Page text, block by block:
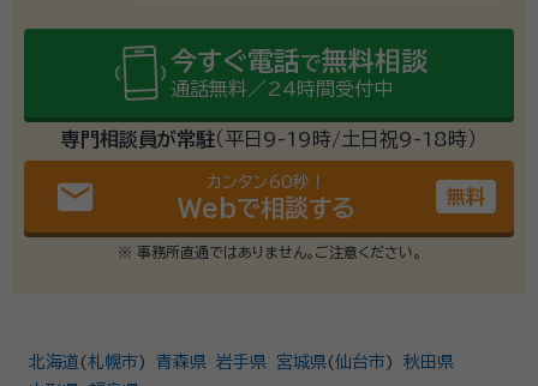
今すぐ電話で無料相談
通話無料／24時間受付中
専門相談員が常駐（平日9-19時/土日祝9-18時）
email カンタン60秒！
Webで相談する 無料
※ 事務所直通ではありません。ご注意ください。
北海道 (札幌市) 青森県 岩手県 宮城県(仙台市)
秋田県